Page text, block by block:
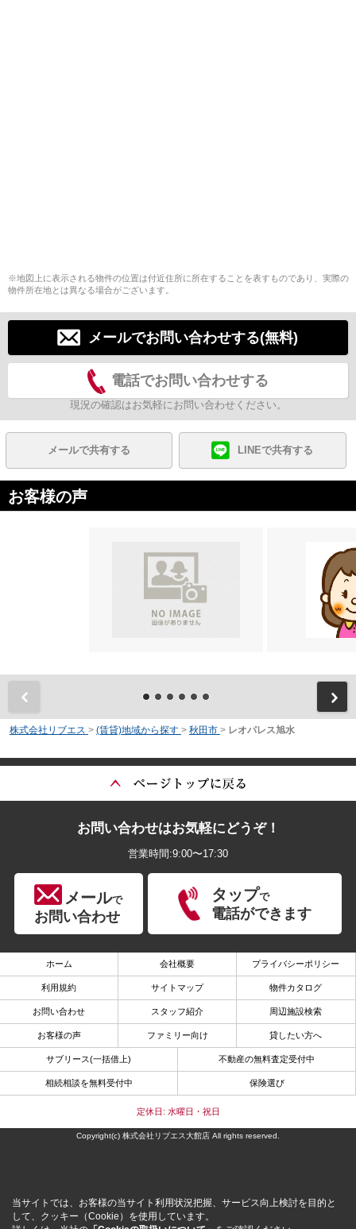
※地図上に表示される物件の位置は付近住所に所在することを表すものであり、実際の
物件所在地とは異なる場合がございます。
メールでお問い合わせする(無料)
電話でお問い合わせする
現況の確認はお気軽にお問い合わせください。
メールで共有する LINEで共有する
お客様の声
株式会社リブエス > (賃貸)地域から探す > 秋田市 > レオパレス旭水
お問い合わせはお気軽にどうぞ！
営業時間:9:00〜17:30
メールで
お問い合わせ
タップで
電話ができます
ホーム 会社概要 プライバシーポリシー
利用規約 サイトマップ 物件カタログ
お問い合わせ スタッフ紹介 周辺施設検索
お客様の声 ファミリー向け 貸したい方へ
サブリース(一括借上) 不動産の無料査定受付中
相続相談を無料受付中 保険選び
定休日: 水曜日・祝日
Copyright(c) 株式会社リブエス大館店 All rights reserved.
当サイトでは、お客様の当サイト利用状況把握、サービス向上検討を目的と
して、クッキー（Cookie）を使用しています。